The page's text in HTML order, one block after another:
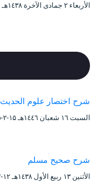
الأربعاء ۲ جمادى الآخرة ۱٤۳۸هـ ۱-۳-۲۰۱۷م
شرح اختصار علوم الحديث
السبت ۱٦ شعبان ۱٤٤٦هـ ۱۵-۲-۲۰۲۵م
شرح صحيح مسلم
الأثنين ۱۳ ربيع الأول ۱٤۳۸هـ ۱۲-۱۲-۲۰۱٦م